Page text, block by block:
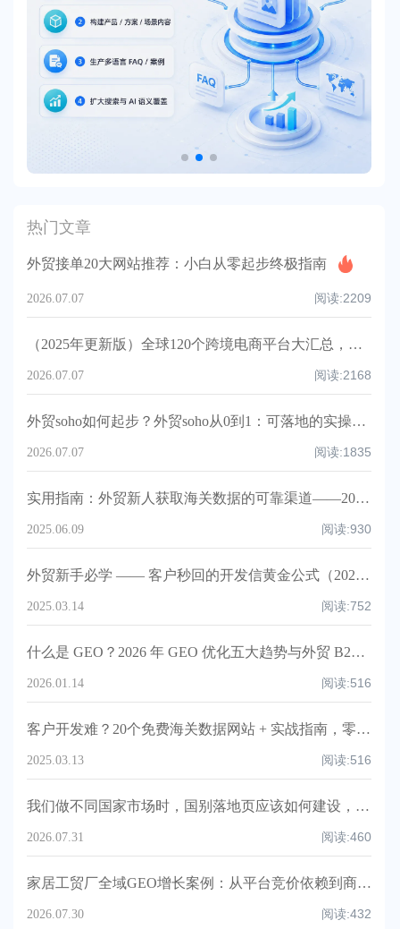
热门文章
外贸接单20大网站推荐：小白从零起步终极指南
2026.07.07 阅读:2209
（2025年更新版）全球120个跨境电商平台大汇总，附入驻要求、注册门槛和适合品类！
2026.07.07 阅读:2168
外贸soho如何起步？外贸soho从0到1：可落地的实操指南（含模板、清单、时间线与KPIs）
2026.07.07 阅读:1835
实用指南：外贸新人获取海关数据的可靠渠道——2025版！
2025.06.09 阅读:930
外贸新手必学 —— 客户秒回的开发信黄金公式（2025实操版）！
2025.03.14 阅读:752
什么是 GEO？2026 年 GEO 优化五大趋势与外贸 B2B 企业实战指南
2026.01.14 阅读:516
客户开发难？20个免费海关数据网站 + 实战指南，零成本精准挖掘采购商！
2025.03.13 阅读:516
我们做不同国家市场时，国别落地页应该如何建设，才能既符合当地采购搜索习惯，又不会因为重复内容或信息不一致影响 Google 和 AI 对品牌的理解？
2026.07.31 阅读:460
家居工贸厂全域GEO增长案例：从平台竞价依赖到商超精准询盘提升160%
2026.07.30 阅读:432